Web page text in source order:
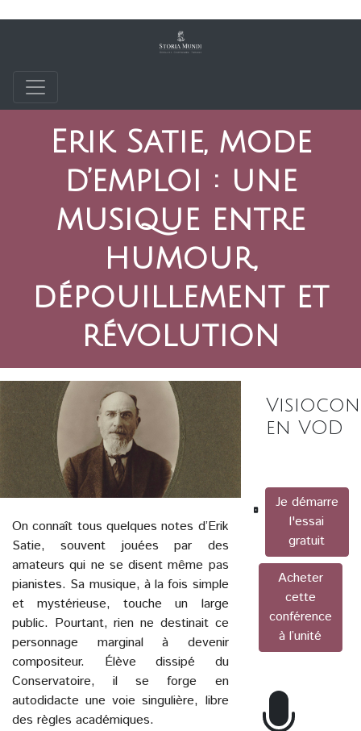
Erik Satie, mode
d’emploi : une
musique entre
humour,
dépouillement et
révolution
On connaît tous quelques notes d’Erik
Satie, souvent jouées par des
amateurs qui ne se disent même pas
pianistes. Sa musique, à la fois simple
et mystérieuse, touche un large
public. Pourtant, rien ne destinait ce
personnage marginal à devenir
compositeur. Élève dissipé du
Conservatoire, il se forge en
autodidacte une voie singulière, libre
des règles académiques.
en VOD
Je démarre
l'essai
gratuit
Acheter
cette
conférence
à l’unité